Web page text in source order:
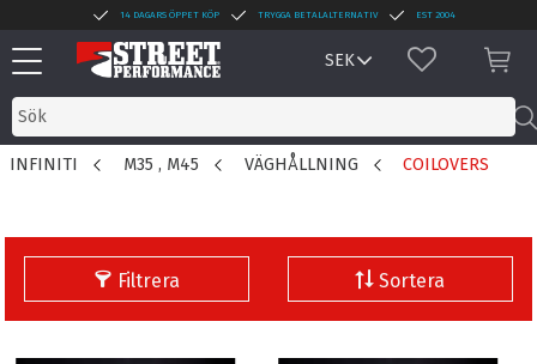
Meny
14 DAGARS ÖPPET KÖP TRYGGA BETALALTERNATIV EST 2004
FAVORITER
INFINITI M35 , M45 VÄGHÅLLNING COILOVERS
Filtrera Sortera